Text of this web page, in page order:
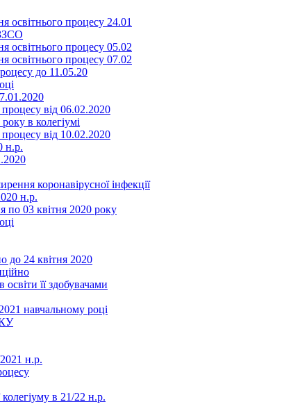
освітнього процесу 24.01
освітнього процесу 05.02
освітнього процесу 07.02
до 11.05.20
від 06.02.2020
в колегіумі
від 10.02.2020
н.р.
коронавірусної інфекції
н.р.
по 03 квітня 2020 року
до 24 квітня 2020
її здобувачами
навчальному році
н.р.
колегіуму в 21/22 н.р.